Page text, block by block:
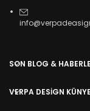
SON BLOG &
VERPA DESIGN KÜNYE